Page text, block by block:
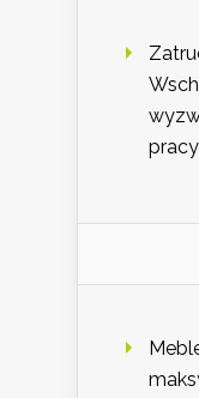
pracy